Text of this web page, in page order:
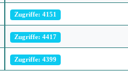
Zugriffe: 4151
Zugriffe: 4417
Zugriffe: 4399